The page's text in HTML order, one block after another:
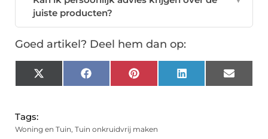
juiste producten?
Goed artikel? Deel hem dan op:
X
(Twitter)
FacebookPinterest LinkedIn Email
Tags:
Woning en Tuin, Tuin onkruidvrij maken